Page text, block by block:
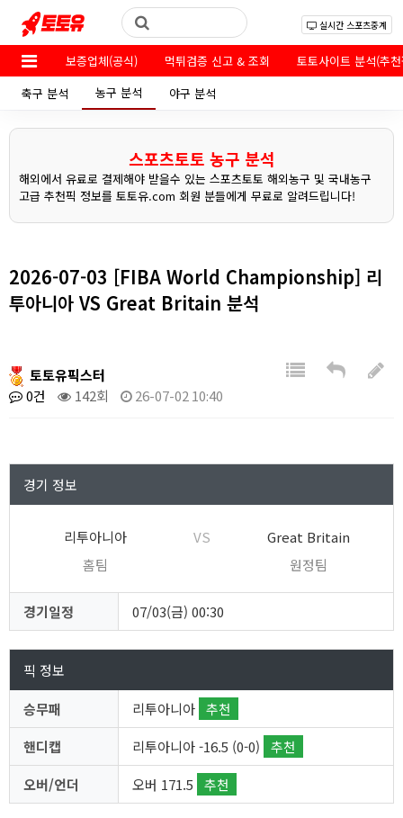
실시간 스포츠중계
보증업체(공식) 먹튀검증 신고 & 조회
토토사이트 분석(추
축구 분석
농구 분석 야구 분석
스포츠토토 농구 분석
해외에서 유료로 결제해야 받을수 있는 스포츠토토 해외농구 및 국내농구
고급 추천픽 정보를 토토유.com 회원 분들에게 무료로 알려드립니다!
2026-07-03 [FIBA World Championship] 리
투아니아 VS Great Britain 분석
토토유픽스터
0건
142회 26-07-02 10:40
경기 정보
리투아니아 VS
Great Britain
홈팀
원정팀
경기일정 07/03(금) 00:30
픽 정보
승무패 리투아니아 추천
핸디캡
리투아니아 -16.5 (0-0)
추천
오버/언더
오버 171.5 추천